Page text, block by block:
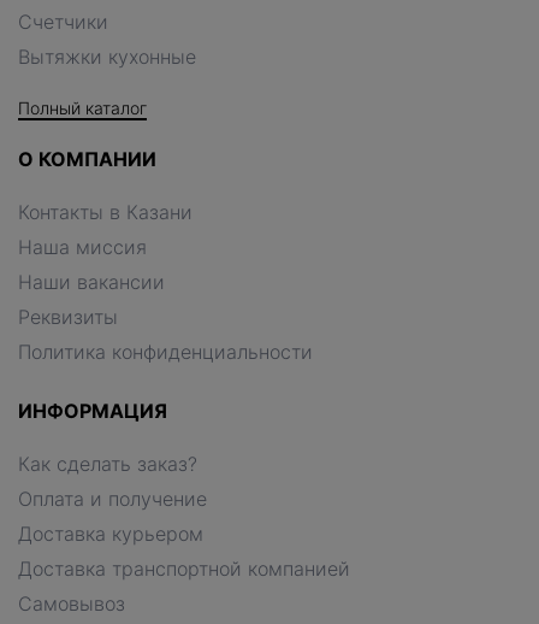
Счетчики
Вытяжки кухонные
Полный каталог
О КОМПАНИИ
Контакты в Казани
Наша миссия
Наши вакансии
Реквизиты
Политика конфиденциальности
ИНФОРМАЦИЯ
Как сделать заказ?
Оплата и получение
Доставка курьером
Доставка транспортной компанией
Самовывоз